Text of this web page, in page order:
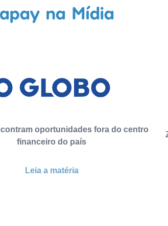
na Mídia
oportunidades fora do centro
financeiro do país
Leia a matéria